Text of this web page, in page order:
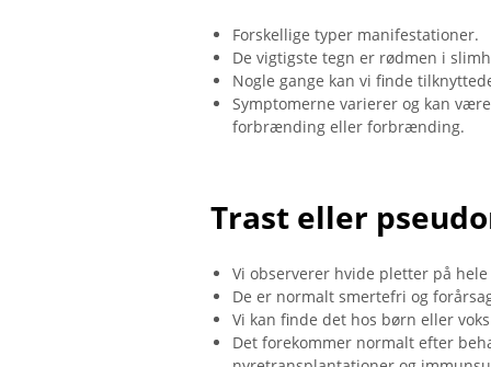
Forskellige typer manifestationer.
De vigtigste tegn er rødmen i
Nogle gange kan vi finde
Symptomerne varierer og kan
forbrænding eller forbrænding.
Trast eller
Vi observerer hvide pletter på
De er normalt smertefri og
Vi kan finde det hos børn eller
Det forekommer normalt efter